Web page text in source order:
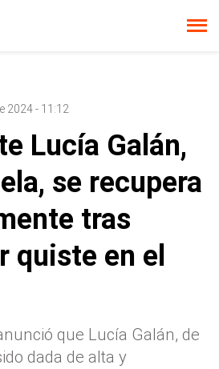
2024 - 11:12
Lucía Galán,
se recupera
tras
quiste en el
que Lucía Galán, de
dada de alta y